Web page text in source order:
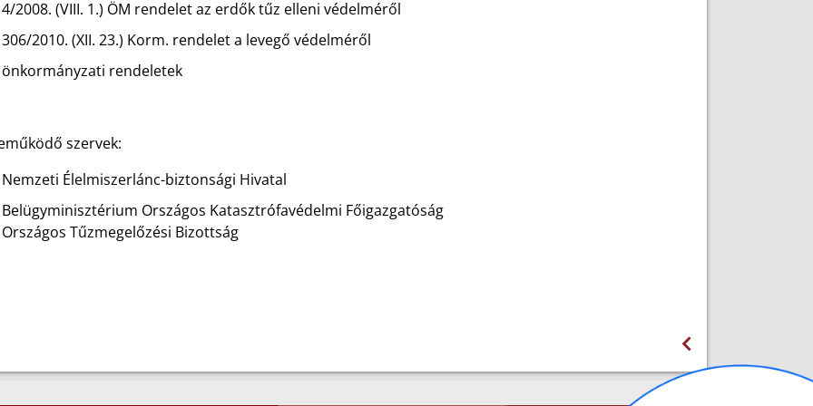
4/2008. (VIII. 1.) ÖM rendelet az erdők tűz elleni védelméről
306/2010. (XII. 23.) Korm. rendelet a levegő védelméről
önkormányzati rendeletek
szervek:
Nemzeti Élelmiszerlánc-biztonsági Hivatal
Belügyminisztérium Országos Katasztrófavédelmi Főigazgatóság
Országos Tűzmegelőzési Bizottság